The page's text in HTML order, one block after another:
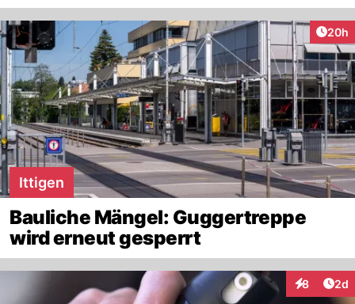
20h
Ittigen
Bauliche Mängel: Guggertreppe
wird erneut gesperrt
8 2d